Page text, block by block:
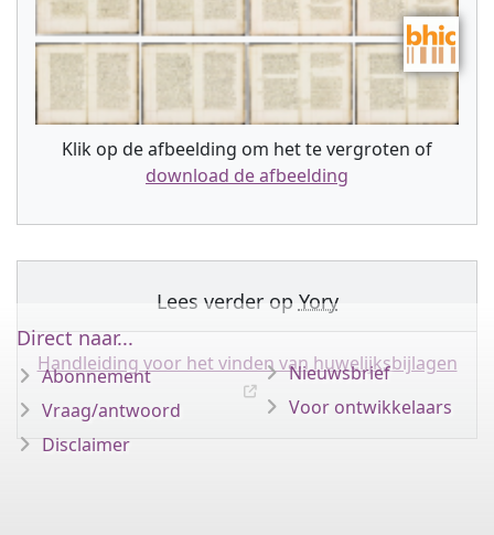
Klik op de afbeelding om het te vergroten of
download de afbeelding
Lees verder op Yory
Handleiding voor het vinden van huwelijksbijlagen
Direct naar...
Abonnement
Vraag/antwoord
Disclaimer
Nieuwsbrief
Voor ontwikkelaars